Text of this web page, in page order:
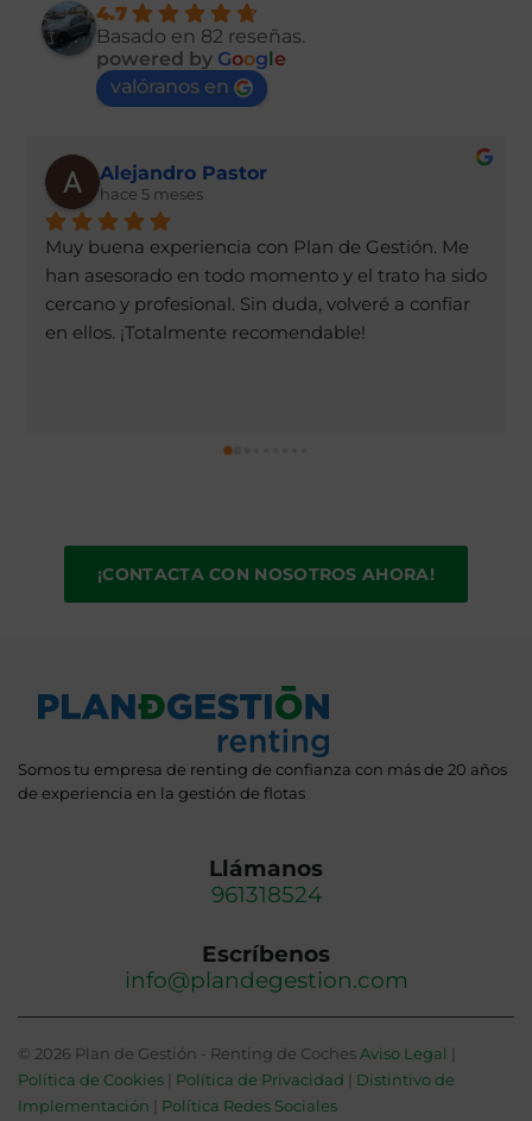
4.7
Basado en 82 reseñas.
powered by Goog e
valóranos en
Alejandro Pastor
hace 5 meses
Muy buena experiencia con Plan de Gestión. Me
han asesorado en todo momento y el trato ha sido
cercano y profesional. Sin duda, volveré a confiar
en ellos. ¡Totalmente recomendable!
¡CONTACTA CON NOSOTROS AHORA!
Somos tu empresa de renting de confianza con más de 20 años
de experiencia en la gestión de flotas
Llámanos
961318524
Escríbenos
info@plandegestion.com
© 2026 Plan de Gestión - Renting de CochesAviso Legal
Política de Cookies
Política de Privacidad
Distintivo de
Implementación
Política Redes Sociales